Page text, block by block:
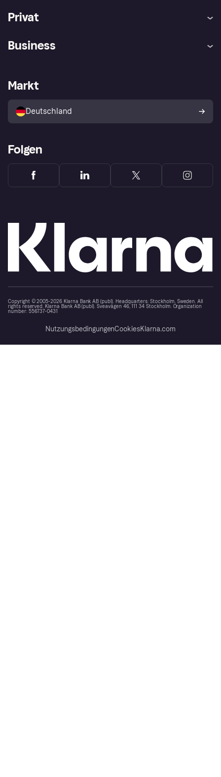
Privat
Klarna App
Shops entdecken
Käuferschutzrichtlinie
Dein Widerrufsrecht
Business
Händlerportal
Markt
Deutschland
Folgen
Copyright © 2005-2026 Klarna Bank AB (publ). Headquarters: Stockholm, Sweden. All
rights reserved. Klarna Bank AB (publ). Sveavägen 46, 111 34 Stockholm. Organization
number: 556737-0431
NutzungsbedingungenCookiesKlarna.com